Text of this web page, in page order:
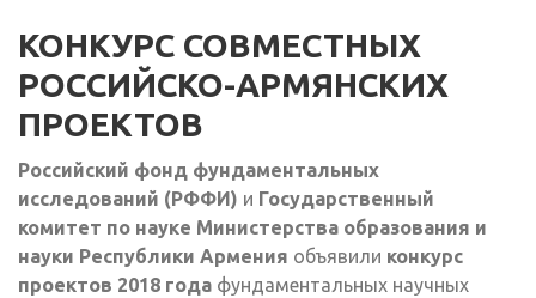
КОНКУРС СОВМЕСТНЫХ
РОССИЙСКО-АРМЯНСКИХ
ПРОЕКТОВ
Российский фонд фундаментальных
исследований (РФФИ) и Государственный
комитет по науке Министерства образования и
науки Республики Армения объявили конкурс
проектов 2018 года фундаментальных научных